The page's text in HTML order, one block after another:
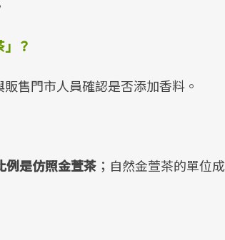
？
販售門市人員確認是否添加香料。
例是仿照金萱茶 ；自然金萱茶的單位成